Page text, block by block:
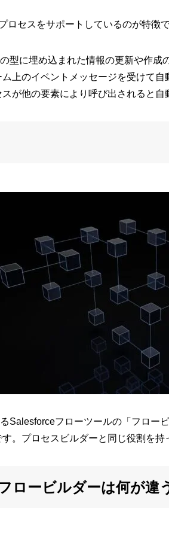
ロセスをサポートしているのが特徴で
型に埋め込まれた情報の更新や作成
上のイベントメッセージを受けて自
が他の要素により呼び出されると自
Salesforceフローツールの「フロー
。プロセスビルダーと同じ役割を持
ロービルダーは何が違